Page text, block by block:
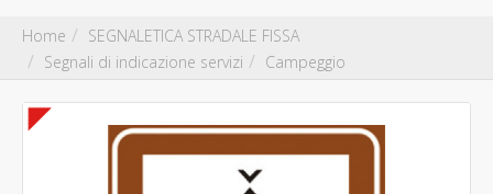
Home
SEGNALETICA STRADALE FISSA
Segnali di indicazione servizi
Campeggio